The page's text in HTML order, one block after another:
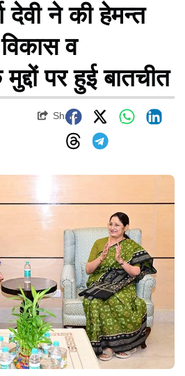
देवी ने की हेमन्त
व
पर हुई बातचीत
Share